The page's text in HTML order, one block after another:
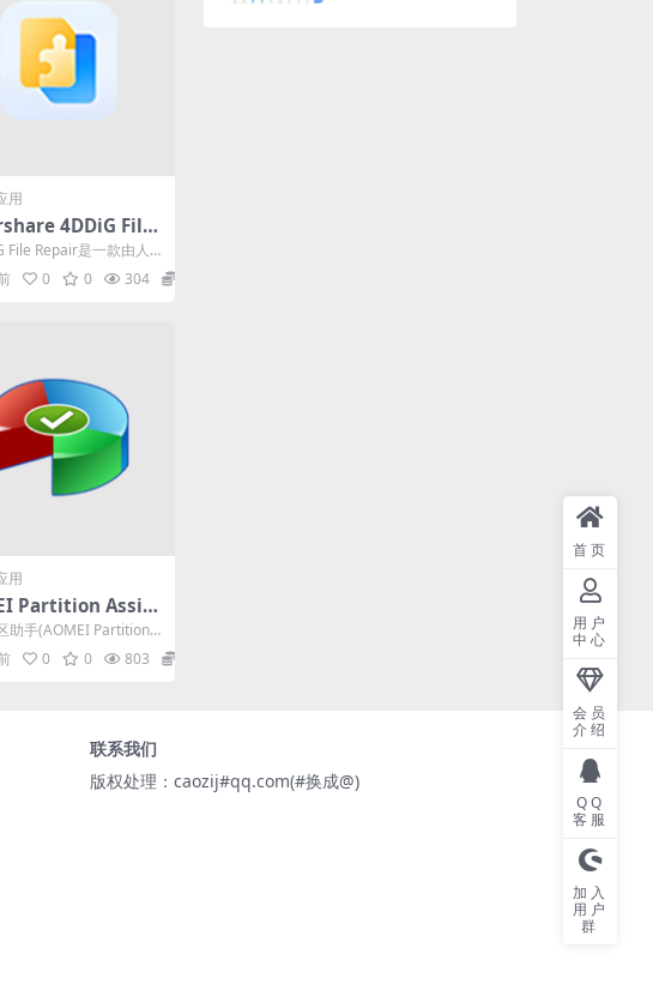
用
4DDiG File
v3.1.6.2 文件修复
激活版
File Repair是一款由人
动的软件，专门用于修
0 0 304
用
Partition Assist
傲梅分区助
易用的无损分区软
助手(AOMEI Partition
中文修改版)是一...
0 0 803
联系我们
版权处理：caozij#qq.com(#换成@)
首页
用户
中心
会员
介绍
QQ
客服
加入
用户
群